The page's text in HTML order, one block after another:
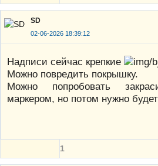
SD
02-06-2026 18:39:12
Надписи сейчас крепкие
Можно повредить покрышку.
Можно попробовать
маркером, но потом нужно
1